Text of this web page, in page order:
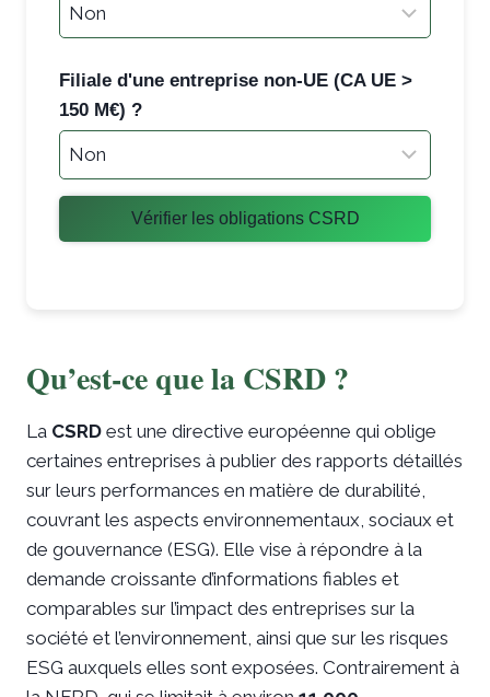
Filiale d'une entreprise non-UE (CA UE >
150 M€) ?
Vérifier les obligations CSRD
Qu’est-ce que la CSRD ?
La CSRD est une directive européenne qui oblige
certaines entreprises à publier des rapports détaillés
sur leurs performances en matière de durabilité,
couvrant les aspects environnementaux, sociaux et
de gouvernance (ESG). Elle vise à répondre à la
demande croissante d’informations fiables et
comparables sur l’impact des entreprises sur la
société et l’environnement, ainsi que sur les risques
ESG auxquels elles sont exposées. Contrairement à